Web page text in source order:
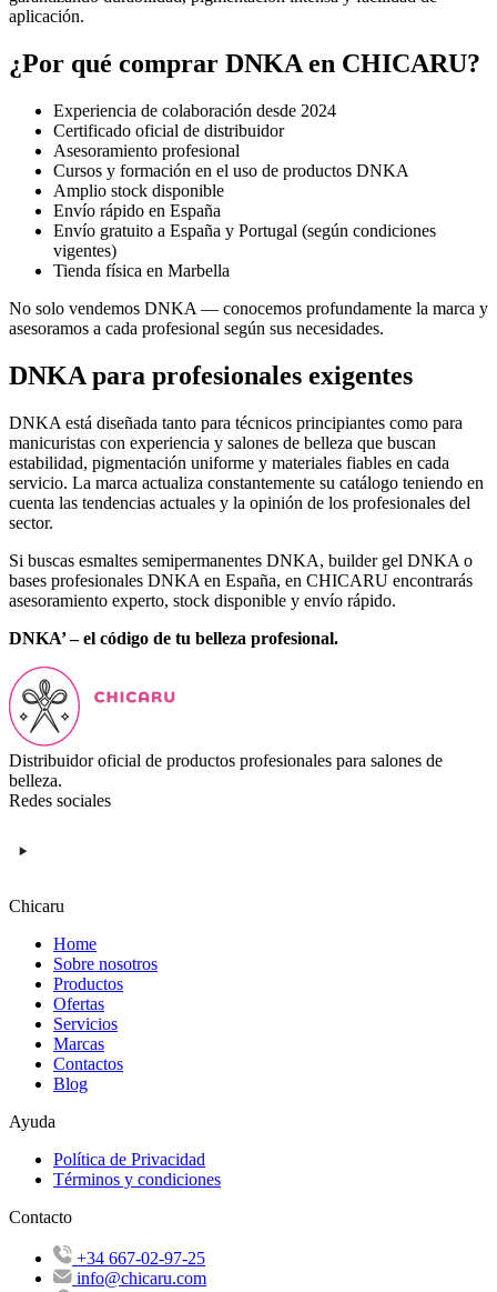
aplicación.
¿Por qué comprar DNKA en CHICARU?
Experiencia de colaboración desde 2024
Certificado oficial de distribuidor
Asesoramiento profesional
Cursos y formación en el uso de productos DNKA
Amplio stock disponible
Envío rápido en España
Envío gratuito a España y Portugal (según condiciones
vigentes)
Tienda física en Marbella
No solo vendemos DNKA — conocemos profundamente la marca y
asesoramos a cada profesional según sus necesidades.
DNKA para profesionales exigentes
DNKA está diseñada tanto para técnicos principiantes como para
manicuristas con experiencia y salones de belleza que buscan
estabilidad, pigmentación uniforme y materiales fiables en cada
servicio. La marca actualiza constantemente su catálogo teniendo en
cuenta las tendencias actuales y la opinión de los profesionales del
sector.
Si buscas esmaltes semipermanentes DNKA, builder gel DNKA o
bases profesionales DNKA en España, en CHICARU encontrarás
asesoramiento experto, stock disponible y envío rápido.
DNKA’ – el código de tu belleza profesional.
Distribuidor oficial de productos profesionales para salones de
belleza.
Redes sociales
Chicaru
Home
Sobre nosotros
Productos
Ofertas
Servicios
Marcas
Contactos
Blog
Ayuda
Política de Privacidad
Términos y condiciones
Contacto
+34 667-02-97-25
info@chicaru.com